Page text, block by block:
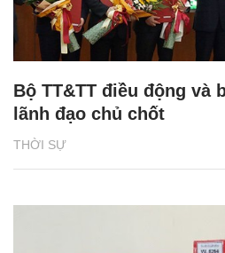
THỜI SỰ
Bộ TT&TT điều động và
lãnh đạo chủ chốt